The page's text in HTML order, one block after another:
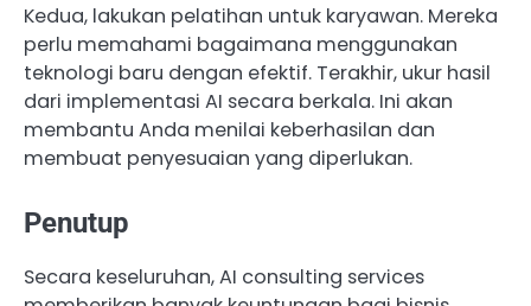
Kedua, lakukan pelatihan untuk karyawan. Mereka
perlu memahami bagaimana menggunakan
teknologi baru dengan efektif. Terakhir, ukur hasil
dari implementasi AI secara berkala. Ini akan
membantu Anda menilai keberhasilan dan
membuat penyesuaian yang diperlukan.
Penutup
Secara keseluruhan, AI consulting services